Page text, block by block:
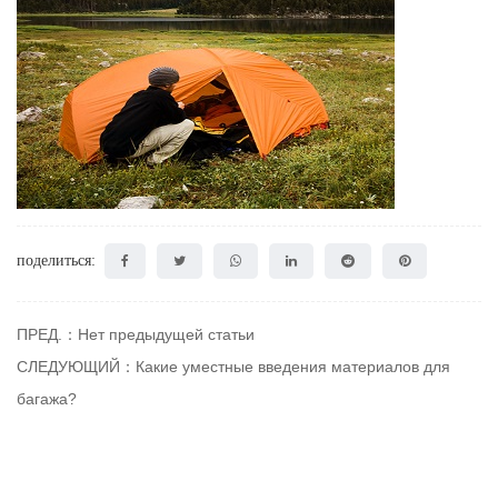
поделиться:
ПРЕД.：Нет предыдущей статьи
СЛЕДУЮЩИЙ：Какие уместные введения материалов для
багажа?